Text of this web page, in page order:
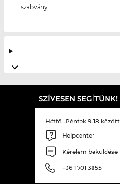
szabvány.
SZÍVESEN SEGÍTÜNK!
Hétfő -Péntek 9-18 között
Helpcenter
Kérelem beküldése
+36 1 701 3855